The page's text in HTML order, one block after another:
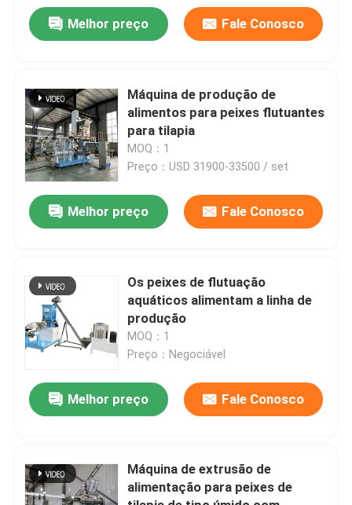
Melhor preço Fale Conosco
Máquina de produção de
alimentos para peixes flutuantes
para tilapia
MOQ：1
Preço：USD 31900-33500 / set
Melhor preço Fale Conosco
Os peixes de flutuação
aquáticos alimentam a linha de
produção
MOQ：1
Preço：Negociável
Melhor preço Fale Conosco
Máquina de extrusão de
alimentação para peixes de